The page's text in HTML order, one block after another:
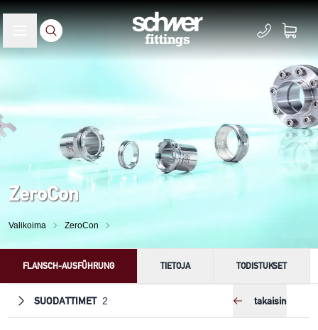
ZeroCon
Valikoima ZeroCon
FLANSCH-AUSFÜHRUNG TIETOJA TODISTUKSET
SUODATTIMET 2 takaisin